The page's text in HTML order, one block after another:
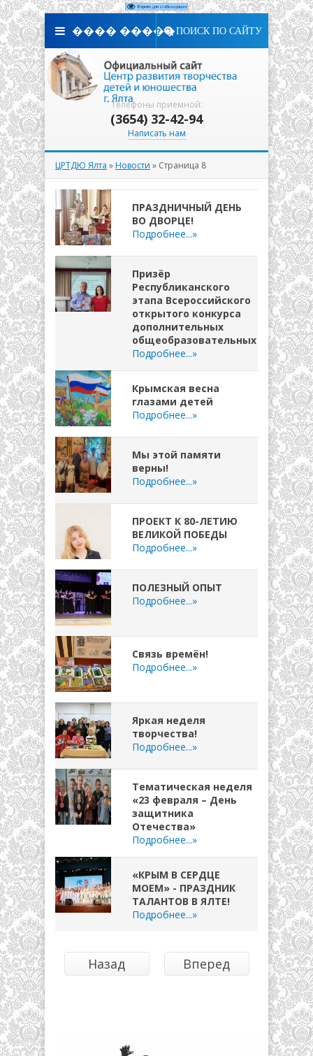
Телефоны приемной:
(3654) 32-42-94
Написать нам
ПОИСК ПО САЙТУ
���� �����
ЦРТДЮ Ялта »Новости » Страница 8
ПРАЗДНИЧНЫЙ ДЕНЬ
ВО ДВОРЦЕ!
Подробнее...»
Призёр
Республиканского
этапа Всероссийского
открытого конкурса
дополнительных
общеобразовательных
Подробнее...»
Крымская весна
глазами детей
Подробнее...»
Мы этой памяти
верны!
Подробнее...»
ПРОЕКТ К 80-ЛЕТИЮ
ВЕЛИКОЙ ПОБЕДЫ
Подробнее...»
ПОЛЕЗНЫЙ ОПЫТ
Подробнее...»
Связь времён!
Подробнее...»
Яркая неделя
творчества!
Подробнее...»
Тематическая неделя
«23 февраля – День
защитника
Отечества»
Подробнее...»
«КРЫМ В СЕРДЦЕ
МОЕМ» - ПРАЗДНИК
ТАЛАНТОВ В ЯЛТЕ!
Подробнее...»
Назад Вперед